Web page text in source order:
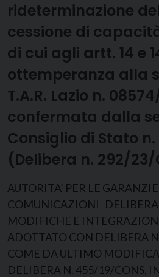
rideterminazione
cessione di
di cui agli artt. 14 e
ottemperanza alla
T.A.R. Lazio n.
confermata dalla
Consiglio di Stato n.
(Delibera n. 292/23/
AUTORITA’ PER LE
COMUNICAZIONI DELIBERA
MODIFICHE E
ADOTTATO CON DELIBERA
COME DA ULTIMO
DELIBERA N. 455/19/CONS,